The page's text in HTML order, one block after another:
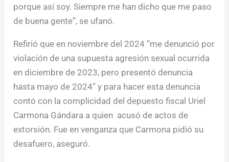
porque así soy. Siempre me han dicho que me paso
de buena gente”, se ufanó.
Refirió que en noviembre del 2024 “me denunció por
violación de una supuesta agresión sexual ocurrida
en diciembre de 2023, pero presentó denuncia
hasta mayo de 2024” y para hacer esta denuncia
contó con la complicidad del depuesto fiscal Uriel
Carmona Gándara a quien acusó de actos de
extorsión. Fue en venganza que Carmona pidió su
desafuero, aseguró.